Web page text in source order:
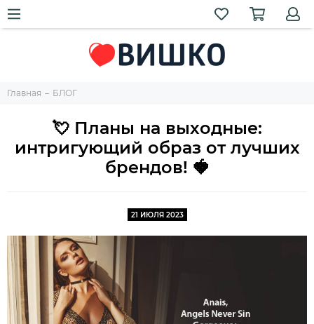
Главная БЛОГ
💘 Планы на выходные:
интригующий образ от лучших
брендов! 🍓
21 ИЮЛЯ 2023